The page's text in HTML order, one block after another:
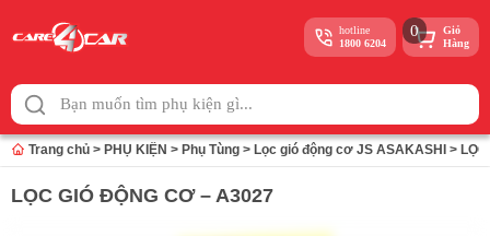
to
content
hotline
1800 6204
0
Giỏ
Hàng
Trang chủ > PHỤ KIỆN > Phụ Tùng > Lọc gió động cơ JS ASAKASHI >
LỌC GIÓ ĐỘNG CƠ – A3027